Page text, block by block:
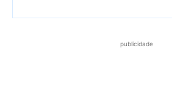
publicidade